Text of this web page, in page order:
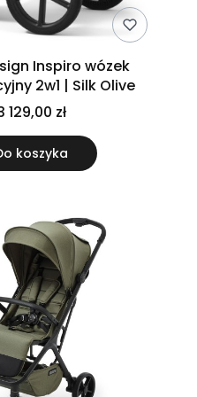
Inspiro wózek
2w1 | Silk Olive
129,00 zł
koszyka